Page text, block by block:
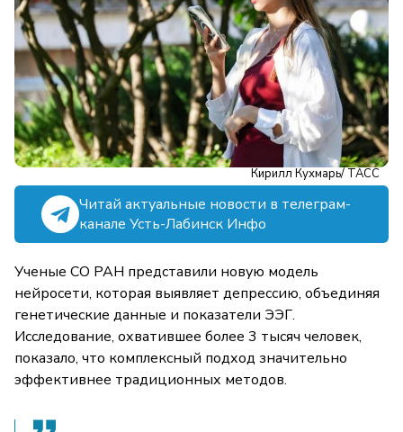
Кирилл Кухмарь/ ТАСС
Читай актуальные новости в телеграм-
канале Усть-Лабинск Инфо
Ученые СО РАН представили новую модель
нейросети, которая выявляет депрессию, объединяя
генетические данные и показатели ЭЭГ.
Исследование, охватившее более 3 тысяч человек,
показало, что комплексный подход значительно
эффективнее традиционных методов.